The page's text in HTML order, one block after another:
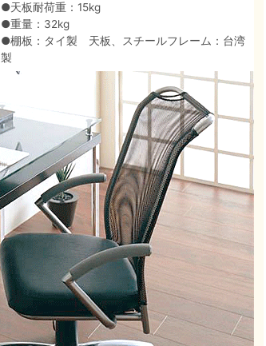
●天板耐荷重：15kg
●重量：32kg
●棚板：タイ製 天板、スチールフレーム：台湾
製